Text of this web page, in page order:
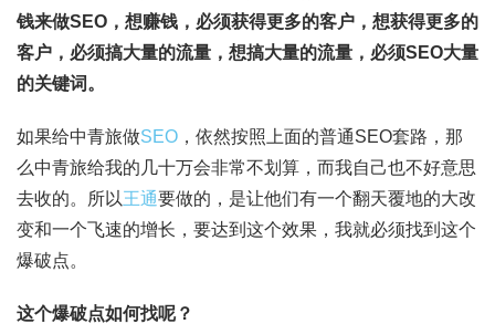
钱来做SEO ，想赚钱，必须获得更多的客户，想获得更多的
客户，必须搞大量的流量，想搞大量的流量，必须SEO大量
的关键词。
如果给中青旅做SEO ，依然按照上面的普通SEO套路，那
么中青旅给我的几十万会非常不划算，而我自己也不好意思
去收的。所以王通要做的，是让他们有一个翻天覆地的大改
变和一个飞速的增长，要达到这个效果，我就必须找到这个
爆破点。
这个爆破点如何找呢？